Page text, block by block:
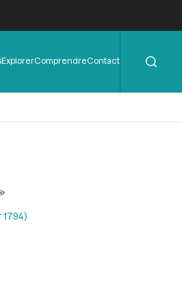
ExplorerComprendreContact